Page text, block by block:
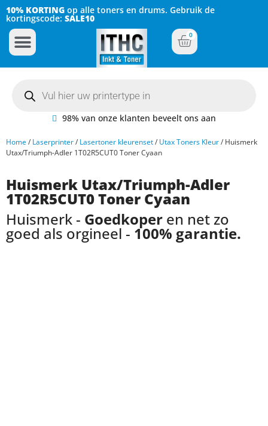
10% KORTING op alle toners en drums. Gebruik de
kortingscode: SALE10
0
98% van onze klanten beveelt ons aan
Home/ Laserprinter/ Lasertoner kleurenset/ Utax Toners Kleur/ Huismerk
Utax/Triumph-Adler 1T02R5CUT0 Toner Cyaan
Huismerk Utax/Triumph-Adler
1T02R5CUT0 Toner Cyaan
Huismerk - Goedkoper en net zo
goed als orgineel - 100% garantie.